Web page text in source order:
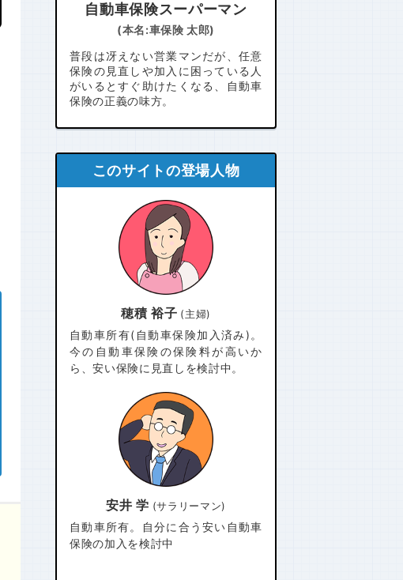
自動車保険スーパーマン
(本名:車保険 太郎)
普段は冴えない営業マンだが、任意
保険の見直しや加入に困っている人
がいるとすぐ助けたくなる、自動車
保険の正義の味方。
このサイトの登場人物
穂積 裕子 (主婦)
自動車所有(自動車保険加入済み)。
今の自動車保険の保険料が高いか
ら、安い保険に見直しを検討中。
安井 学 (サラリーマン)
自動車所有。自分に合う安い自動車
保険の加入を検討中